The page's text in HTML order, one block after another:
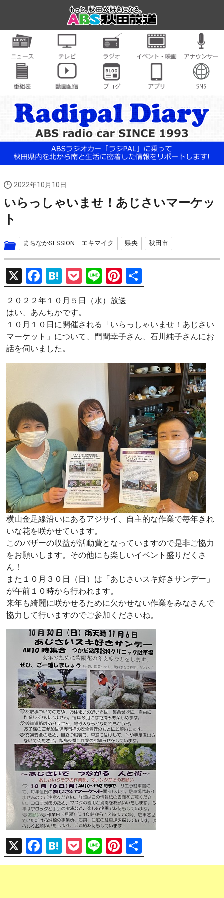
2022年10月10日
いらっしゃいませ！あじさいマーケッ
ト
まちなかSESSION エキマイク 県央 秋田市
X
F
a
ce
b
o
o
H
at
e
n
a
P
o
ck
et
Li
n
e
Pi
nt
er
es
t
有
２０２２年１０月５日（水）放送
はい、あんちかです。
１０月１０日に開催される「いらっしゃいませ！あじさい
マーケット」について、門間幸子さん、石川純子さんにお
話を伺いました。
横山金足線沿いにあるアジサイ、自主的な作業で毎年きれ
いな花を咲かせています。
このバザーの収益が活動費となっていますので是非ご協力
をお願いします。その他にも楽しいイベント盛りだくさ
ん！
また１０月３０日（日）は「あじさいスキ好きサンデー」
が午前１０時から行われます。
来年も綺麗に咲かせるために欠かせない作業をみなさんで
協力して行いますのでご参加くださいね。
X
F
a
H
at
P
o
Li
n
Pi
nt 有